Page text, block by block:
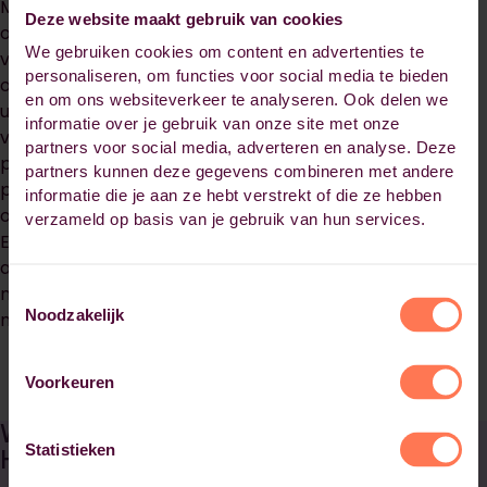
Deze website maakt gebruik van cookies
We gebruiken cookies om content en advertenties te
personaliseren, om functies voor social media te bieden
en om ons websiteverkeer te analyseren. Ook delen we
informatie over je gebruik van onze site met onze
partners voor social media, adverteren en analyse. Deze
partners kunnen deze gegevens combineren met andere
informatie die je aan ze hebt verstrekt of die ze hebben
verzameld op basis van je gebruik van hun services.
Toestemmingsselectie
Noodzakelijk
Voorkeuren
Statistieken
Met onze jarenlange ervaring op het gebied van fiscale
opleidingen weten wij als geen ander wat de fiscalist
vandaag de dag zoekt in een fiscalist opleiding. Door
onze continue ontwikkeling van de fiscale cursussen en
uitgebreide fiscale opleidingen ben je altijd verzekerd
van de informatie op het allerhoogste niveau. Met onze
praktijkgerichte aanpak zorgen wij ervoor dat je
praktijkcases krijgt waar je echt wat mee kan
ondersteund door de theorie die je daarbij nodig hebt.
Een opleiding tot fiscalist waar jij en je bedrijf echt wat
aan hebben! Al onze fiscale opleidingen zijn op hbo-
niveau zodat je verzekerd bent van onderwijs op hoog
niveau.
Waarom een fiscale opleiding bij
Habeo+?